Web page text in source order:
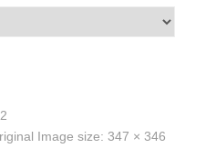
Image size: 347 × 346